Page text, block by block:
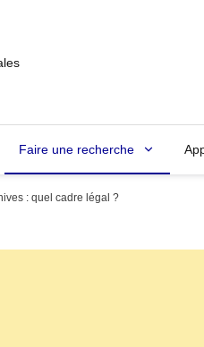
Faire une recherche
: quel cadre légal ?